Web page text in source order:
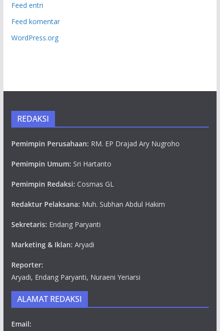
Feed entri
Feed komentar
WordPress.org
REDAKSI
Pemimpin Perusahaan: RM. EP Drajad Ary Nugroho
Pemimpin Umum: Sri Hartanto
Pemimpin Redaksi: Cosmas GL
Redaktur Pelaksana: Muh. Subhan Abdul Hakim
Sekretaris: Endang Paryanti
Marketing & Iklan: Aryadi
Reporter:
Aryadi, Endang Paryanti, Nuraeni Yeriarsi
ALAMAT REDAKSI
Email: